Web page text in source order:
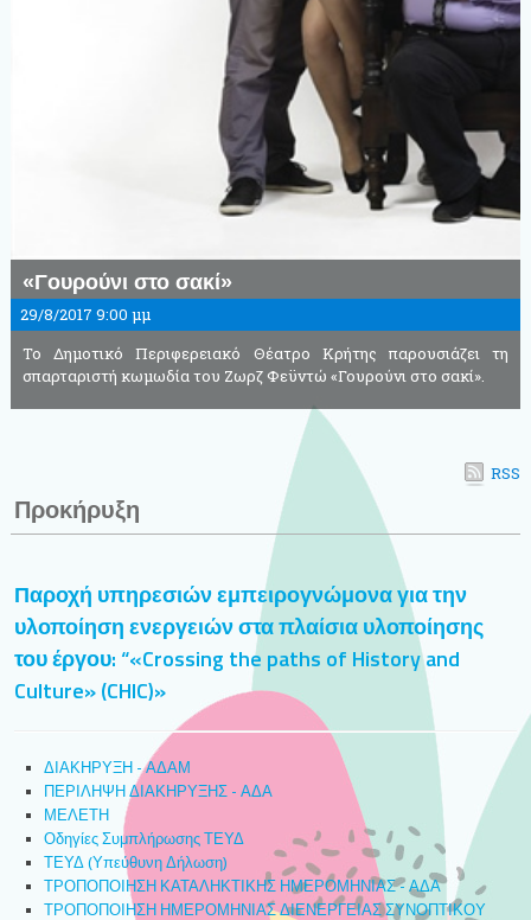
«Γουρούνι στο σακί»
29/8/2017 9:00 μμ
Το Δημοτικό Περιφερειακό Θέατρο Κρήτης παρουσιάζει τη
σπαρταριστή κωμωδία του Ζωρζ Φεϋντώ «Γουρούνι στο σακί».
RSS
Προκήρυξη
Παροχή υπηρεσιών εμπειρογνώμονα για την
υλοποίηση ενεργειών στα πλαίσια υλοποίησης
του έργου: “«Crossing the paths of History and
Culture» (CHIC)»
ΔΙΑΚΗΡΥΞΗ - ΑΔΑΜ
ΠΕΡΙΛΗΨΗ ΔΙΑΚΗΡΥΞΗΣ - ΑΔΑ
ΜΕΛΕΤΗ
Οδηγίες Συμπλήρωσης ΤΕΥΔ
ΤΕΥΔ (Υπεύθυνη Δήλωση)
ΤΡΟΠΟΠΟΙΗΣΗ ΚΑΤΑΛΗΚΤΙΚΗΣ ΗΜΕΡΟΜΗΝΙΑΣ - ΑΔΑ
ΤΡΟΠΟΠΟΙΗΣΗ ΗΜΕΡΟΜΗΝΙΑΣ ΔΙΕΝΕΡΓΕΙΑΣ ΣΥΝΟΠΤΙΚΟΥ